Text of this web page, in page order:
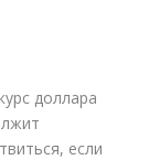
доллара
если